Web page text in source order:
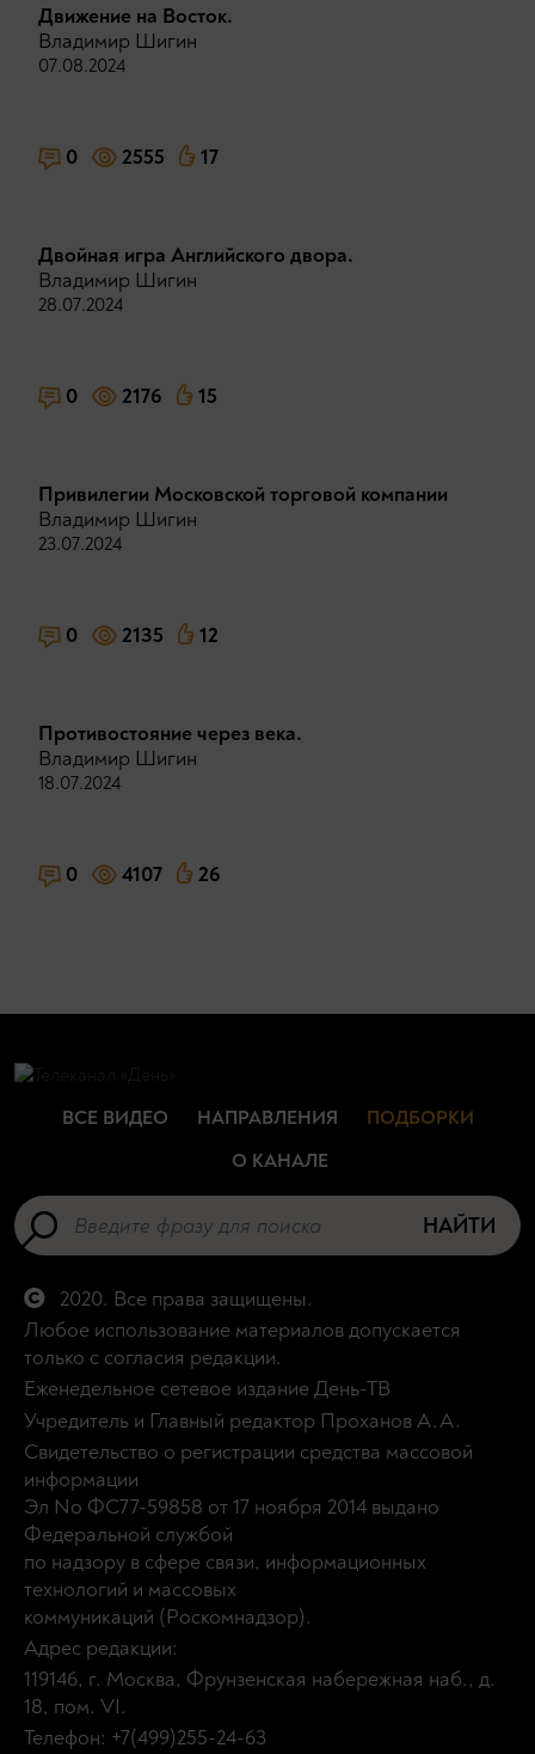
Движение на Восток.
Владимир Шигин
07.08.2024
0 2555 17
Двойная игра Английского двора.
Владимир Шигин
28.07.2024
0 2176 15
Привилегии Московской торговой компании
Владимир Шигин
23.07.2024
0 2135 12
Противостояние через века.
Владимир Шигин
18.07.2024
0 4107 26
ВСЕ ВИДЕО НАПРАВЛЕНИЯ
ПОДБОРКИ
О КАНАЛЕ
НАЙТИ
2020. Все права защищены.
Любое использование материалов допускается
только с согласия редакции.
Еженедельное сетевое издание День-ТВ
Учредитель и Главный редактор Проханов А.А.
Свидетельство о регистрации средства массовой
информации
Эл No ФС77-59858 от 17 ноября 2014 выдано
Федеральной службой
по надзору в сфере связи, информационных
технологий и массовых
коммуникаций (Роскомнадзор).
Адрес редакции:
119146, г. Москва, Фрунзенская набережная наб., д.
18, пом. VI.
Телефон: +7(499)255-24-63